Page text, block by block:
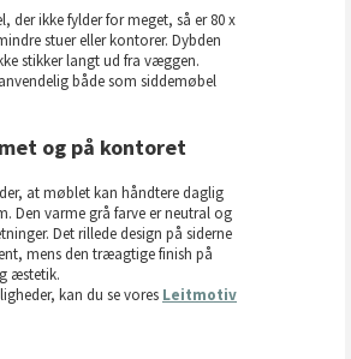
der ikke fylder for meget, så er 80 x
stuer eller kontorer. Dybden
stikker langt ud fra væggen.
både som siddemøbel
og på kontoret
at møblet kan håndtere daglig
Den varme grå farve er neutral og
Det rillede design på siderne
mens den træagtige finish på
æstetik.
kan du se vores Leitmotiv